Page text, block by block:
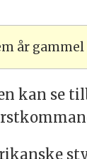
år
kan se